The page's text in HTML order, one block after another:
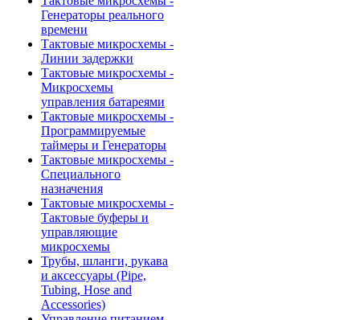
Генераторы реального
времени
Тактовые микросхемы -
Линии задержки
Тактовые микросхемы -
Микросхемы
управления батареями
Тактовые микросхемы -
Программируемые
таймеры и Генераторы
Тактовые микросхемы -
Специального
назначения
Тактовые микросхемы -
Тактовые буферы и
управляющие
микросхемы
Трубы, шланги, рукава
и аксессуары (Pipe,
Tubing, Hose and
Accessories)